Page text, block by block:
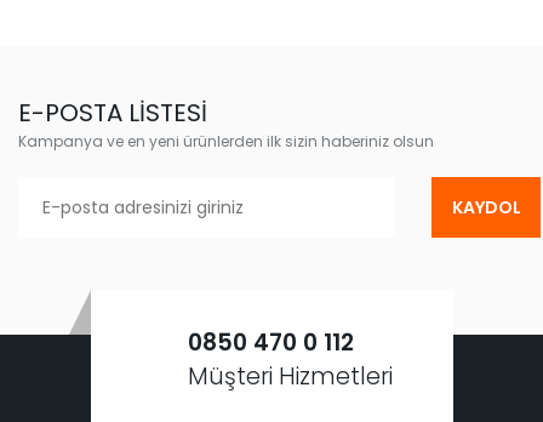
E-POSTA LİSTESİ
Kampanya ve en yeni ürünlerden ilk sizin haberiniz olsun
KAYDOL
0850 470 0 112
Müşteri Hizmetleri